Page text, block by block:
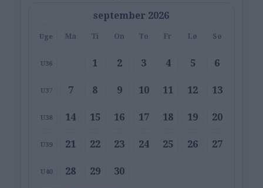
september 2026
Uge Ma Ti On To Fr Lø Sø
U36 1 2 3 4 5 6
U37 7 8 9 10 11 12 13
U38 14 15 16 17 18 19 20
U39 21 22 23 24 25 26 27
U40 28 29 30